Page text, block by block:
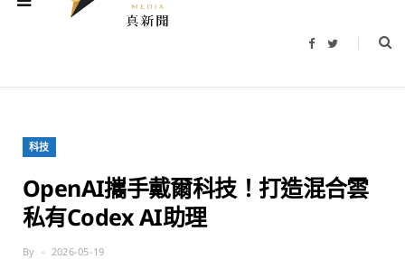
F
b
T
t
科技
OpenAI攜手戴爾科技！打造混合雲
私有Codex AI助理
By 2026-05-19